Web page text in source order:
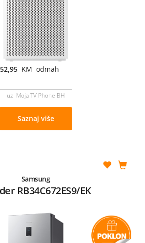
KM odmah
uz Moja TV Phone BH
Saznaj više
Samsung
RB34C672ES9/EK